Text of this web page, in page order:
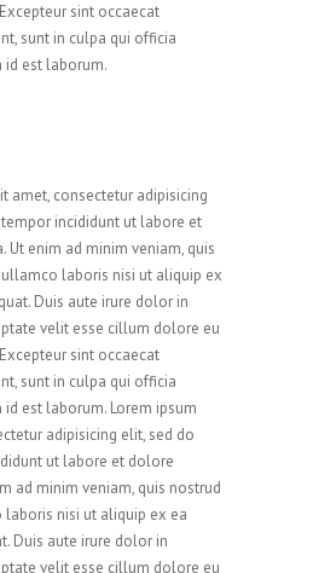
sint occaecat
sunt in culpa qui officia
est laborum.
amet, consectetur adipisicing
incididunt ut labore et
Ut enim ad minim veniam, quis
laboris nisi ut aliquip ex
Duis aute irure dolor in
velit esse cillum dolore eu
sint occaecat
sunt in culpa qui officia
est laborum. Lorem ipsum
adipisicing elit, sed do
ut labore et dolore
ad minim veniam, quis nostrud
nisi ut aliquip ex ea
Duis aute irure dolor in
velit esse cillum dolore eu